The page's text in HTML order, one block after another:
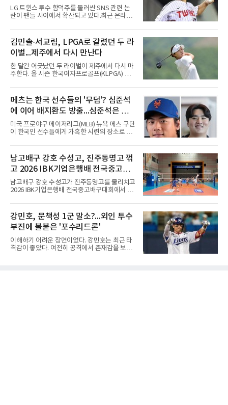
소환됐다
LG 트윈스 투수 함덕주를 둘러싼 SNS 관련 논
란이 팬들 사이에서 확산되고 있다.최근 온라인
동과 관련한 여러 소문이 퍼지면서, 과거 LG 이
적 이후 겪었던 일들까지 다시 주목받고 있다.일
각에서는 함덕주가 LG 공식 계정 '언팔' 및 관련
게시물을 정리하고 친정팀 두산 베어스 계정을
팔로우하고 두산과 관련된 흔적만 남겼다는 주
장이 나오고 있다. 또한 상대 팀 선수의 홈런 릴
스에 '좋아요'를 눌렀다는 이야기도 전해지고 있
럼에도 팬들 사이에서 논란이 커진 이유는 그가
LG 이적 후 부상과 재활로
김민솔·서교림, LPGA로 갈렸던 두 라
이벌...제주에서 다시 만난다
한 달간 어긋났던 두 라이벌이 제주에서 다시 마
주한다. 올 시즌 한국여자프로골프(KLPGA) 투
다.KLPGA 투어는 6일 제주도 서귀포시 테디 밸
리 골프 앤 리조트의 밸리·테디 코스(파72)에서
개막하는 제주삼다수 마스터스(총상금 10억원·
우승 상금 1억8천만원)로 하반기를 시작한다.두
선수의 재회 자체가 화제다. 올 시즌 3승으로 대
상 포인트(313점), 상금(9억8천400만원), 평균
타수(70.41타) 등 주요 부문 1위를 달리는 김민
솔이 하이원리조트 여자오픈에 나설 때 서교림
은 LPGA 에비앙 챔피언십에, 서교림
메츠는 한국 선수들의 '무덤'? 심준석
에 이어 배지환도 방출...심준석은 이
미 귀국, 배지환은 미국 잔류할 듯
미국 프로야구 메이저리그(MLB) 뉴욕 메츠 구단
이 한국인 선수들에게 가혹한 시련의 장소로 전
대형 유망주로 기대를 모았던 투수 심준석에 이
어, 빅리그 경력을 지닌 내외야수 배지환까지 연
달아 뉴욕 메츠 산하 마이너리그에서 방출 통보
를 받는 아픔을 겪었다. 두 선수의 동반 이탈은
메츠 구단이 유독 한국 선수들에게 '기회의 땅'이
아닌 '무덤'처럼 작용하고 있음을 방증하고 있다.
고교 시절 시속 160km에 달하는 강속구로 큰 스
리츠와 마이애미 말린스를 거쳐 메츠에 둥지를
틀며 반등을 노렸으나
남고배구 강호 수성고, 진주동명고 꺾
고 2026 IBK기업은행배 전국중고배
구대회 4강 진출
남고배구 강호 수성고가 진주동명고를 물리치고
2026 IBK기업은행배 전국중고배구대회에서 18
한국중고배구 2차연맹전 준우승팀 수성고는 4
일 충북 제천 대원대 민송체육관에서 열린 대회
8강전에서 진주동명고를 상대로 공격력이 호조
를 보이며 세트스코어 3-1(25-19, 25-22, 21-
25, 25-23)으로 꺾었다. 인하부고도 부산동성고
를 맞아 뛰어난 조직력을 바탕으로 삼아 3-0(25-
19, 25-19, 25-23)으로 완승을 거두고 4강에 합
강민호, 문책성 1군 말소?...외인 투수
부진에 불붙은 '포수리드론'
이해하기 어려운 장면이었다. 강민호는 최근 타
격감이 좋았다. 여전히 공격에서 존재감을 보여